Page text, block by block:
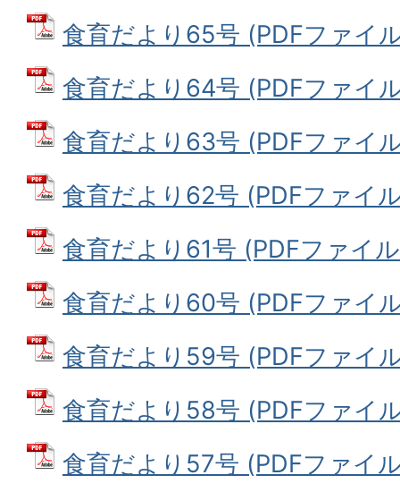
食育だより65号 (PDFファイ
食育だより64号 (PDFファイ
食育だより63号 (PDFファイ
食育だより62号 (PDFファイ
食育だより61号 (PDFファイ
食育だより60号 (PDFファイ
食育だより59号 (PDFファイ
食育だより58号 (PDFファイ
食育だより57号 (PDFファイ